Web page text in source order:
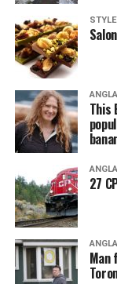
This
27
Man